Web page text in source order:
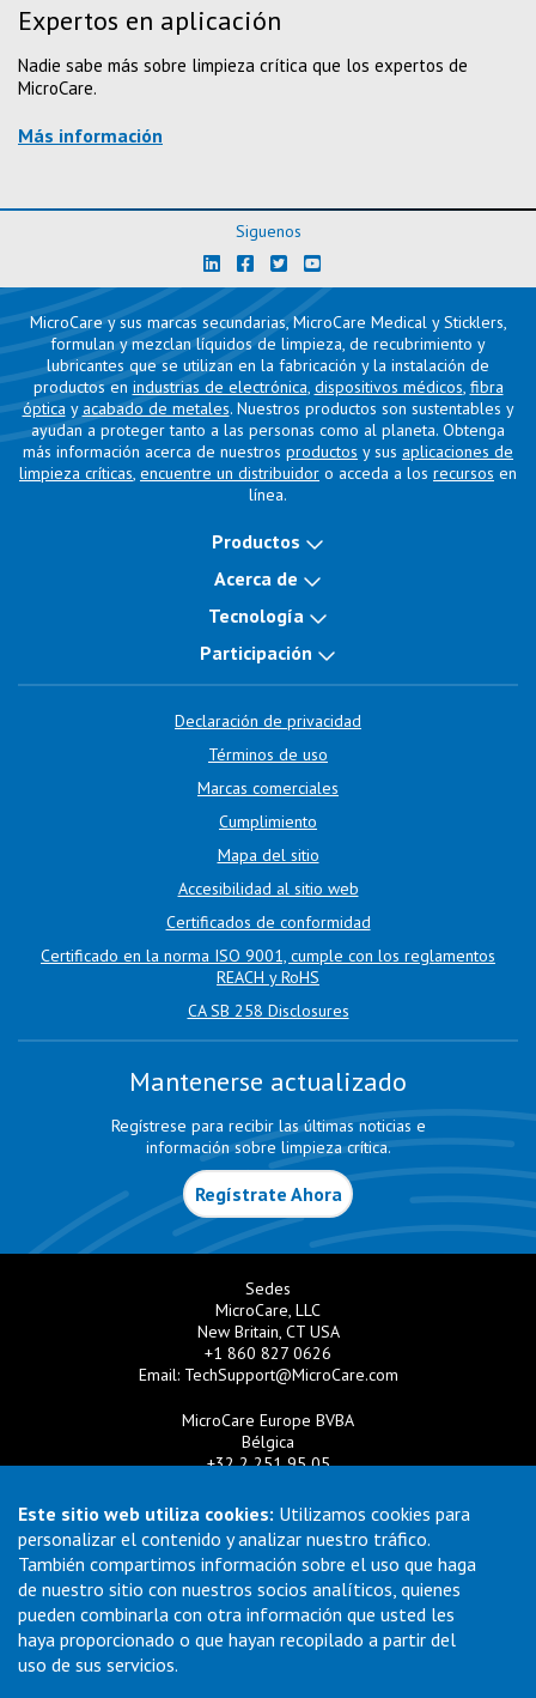
Este sitio web utiliza cookies: Utilizamos cookies para
personalizar el contenido y analizar nuestro tráfico.
También compartimos información sobre el uso que haga
de nuestro sitio con nuestros socios analíticos, quienes
pueden combinarla con otra información que usted les
haya proporcionado o que hayan recopilado a partir del
uso de sus servicios.
Expertos en aplicación
Nadie sabe más sobre limpieza crítica que los expertos de
MicroCare.
Más información
Siguenos
MicroCare y sus marcas secundarias, MicroCare Medical y Sticklers,
formulan y mezclan líquidos de limpieza, de recubrimiento y
lubricantes que se utilizan en la fabricación y la instalación de
productos en industrias de electrónica, dispositivos médicos, fibra
óptica y acabado de metales. Nuestros productos son sustentables y
ayudan a proteger tanto a las personas como al planeta. Obtenga
más información acerca de nuestros productos y sus aplicaciones de
limpieza críticas, encuentre un distribuidor o acceda a los recursos en
línea.
Productos
Acerca de
Tecnología
Participación
Declaración de privacidad
Términos de uso
Marcas comerciales
Cumplimiento
Mapa del sitio
Accesibilidad al sitio web
Certificados de conformidad
Certificado en la norma ISO 9001, cumple con los reglamentos
REACH y RoHS
CA SB 258 Disclosures
Mantenerse actualizado
Regístrese para recibir las últimas noticias e
información sobre limpieza crítica.
Regístrate Ahora
Sedes
MicroCare, LLC
New Britain, CT USA
+1 860 827 0626
Email: TechSupport@MicroCare.com
MicroCare Europe BVBA
Bélgica
+32 2 251 95 05
MicroCare U.K. Ltd
Reino Unido
+44 (0) 113 3609019
Email:MCCEurope@MicroCare.com
MicroCare Asia Pte Ltd